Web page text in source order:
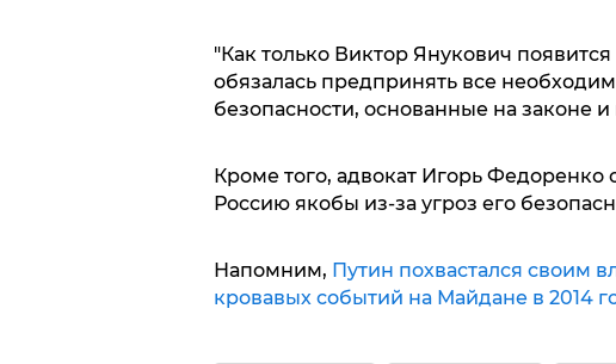
"Как только Виктор Янукович
обязалась предпринять все
безопасности, основанные на законе и
Кроме того, адвокат Игорь Федоренко
Россию якобы из-за угроз его
Напомним, Путин похвастался своим
кровавых событий на Майдане в 2014